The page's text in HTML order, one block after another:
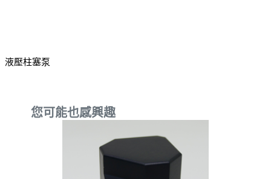
液壓柱塞泵
您可能也感興趣